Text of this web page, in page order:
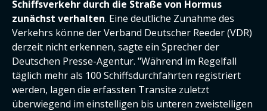
Schiffsverkehr durch die Straße von Hormus
zunächst verhalten. Eine deutliche Zunahme des
Verkehrs könne der Verband Deutscher Reeder (VDR)
derzeit nicht erkennen, sagte ein Sprecher der
Deutschen Presse-Agentur. "Während im Regelfall
täglich mehr als 100 Schiffsdurchfahrten registriert
werden, lagen die erfassten Transite zuletzt
überwiegend im einstelligen bis unteren zweistelligen